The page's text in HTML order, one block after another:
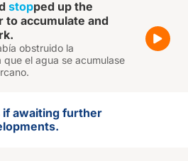
stopped up the
to accumulate and
obstruido la
el agua se acumulase
if awaiting further